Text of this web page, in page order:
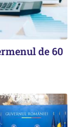
de 60